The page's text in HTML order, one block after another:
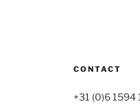
CONTACT
+31 (0)6 1594